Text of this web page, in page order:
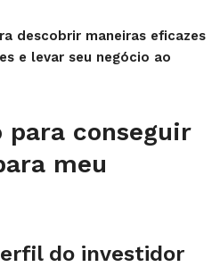
descobrir maneiras eficazes
e levar seu negócio ao
para conseguir
meu
do investidor